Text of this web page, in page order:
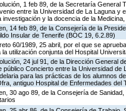
1 feb 89, de la Secretaría General
entre la Universidad de La Laguna y
investigación y la docencia de la
14 feb 89, de la Consejería de la
Insular de Tenerife (BOC 19, 6.2.89)
60/1989, 25 abril, por el que se
la utilización conjunta del Hospital
24 jul 91, de la Dirección General
público Concierto entre la Universidad de
para las prácticas de los alumnos
antiguo Hospital de Enfermedades
30 ago 89, de la Consejería de